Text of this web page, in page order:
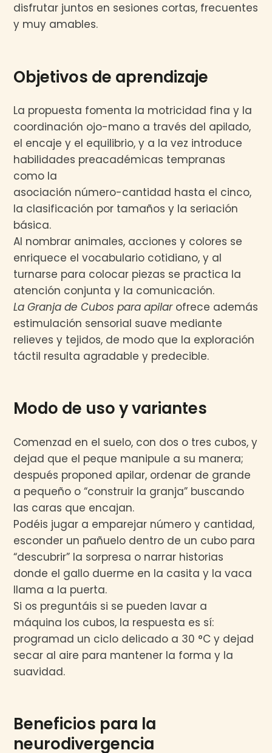
disfrutar juntos en sesiones cortas, frecuentes
y muy amables.
Objetivos de aprendizaje
La propuesta fomenta la motricidad fina y la
coordinación ojo-mano a través del apilado,
el encaje y el equilibrio, y a la vez introduce
habilidades preacadémicas tempranas
como la
asociación número-cantidad hasta el cinco,
la clasificación por tamaños y la seriación
básica.
Al nombrar animales, acciones y colores se
enriquece el vocabulario cotidiano, y al
turnarse para colocar piezas se practica la
atención conjunta y la comunicación.
La Granja de Cubos para apilarofrece además
estimulación sensorial suave mediante
relieves y tejidos, de modo que la exploración
táctil resulta agradable y predecible.
Modo de uso y variantes
Comenzad en el suelo, con dos o tres cubos, y
dejad que el peque manipule a su manera;
después proponed apilar, ordenar de grande
a pequeño o “construir la granja” buscando
las caras que encajan.
Podéis jugar a emparejar número y cantidad,
esconder un pañuelo dentro de un cubo para
“descubrir” la sorpresa o narrar historias
donde el gallo duerme en la casita y la vaca
llama a la puerta.
Si os preguntáis si se pueden lavar a
máquina los cubos, la respuesta es sí:
programad un ciclo delicado a 30 °C y dejad
secar al aire para mantener la forma y la
suavidad.
Beneficios para la
neurodivergencia